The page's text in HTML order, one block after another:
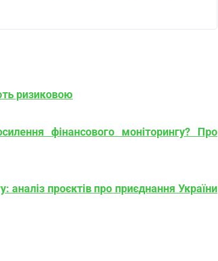
ризиковою
фінансового моніторингу? Про
аналіз проєктів про приєднання України